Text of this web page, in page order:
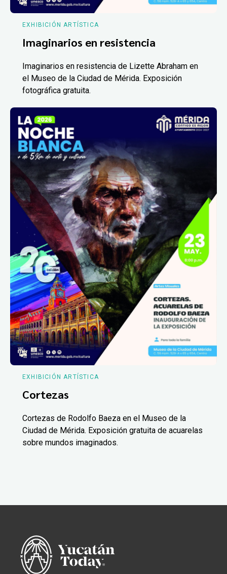
EXHIBICIÓN ARTÍSTICA
Imaginarios en resistencia
Imaginarios en resistencia de Lizette Abraham en
el Museo de la Ciudad de Mérida. Exposición
fotográfica gratuita.
EXHIBICIÓN ARTÍSTICA
Cortezas
Cortezas de Rodolfo Baeza en el Museo de la
Ciudad de Mérida. Exposición gratuita de acuarelas
sobre mundos imaginados.